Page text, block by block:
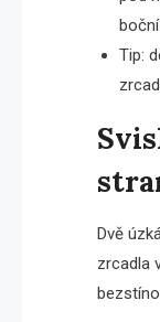
Tip:
Dvě
zrcadla